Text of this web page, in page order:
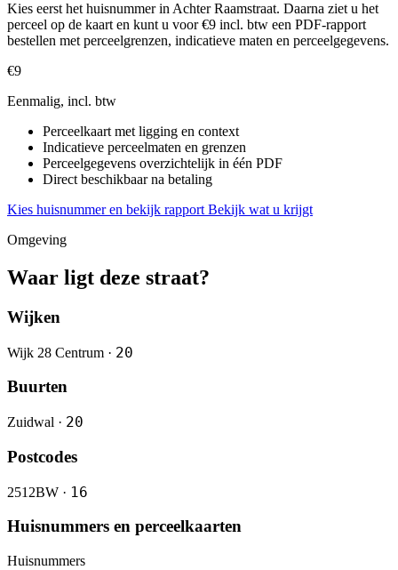
Kies eerst het huisnummer in Achter Raamstraat. Daarna ziet u het
perceel op de kaart en kunt u voor €9 incl. btw een PDF-rapport
bestellen met perceelgrenzen, indicatieve maten en perceelgegevens.
€9
Eenmalig, incl. btw
Perceelkaart met ligging en context
Indicatieve perceelmaten en grenzen
Perceelgegevens overzichtelijk in één PDF
Direct beschikbaar na betaling
Kies huisnummer en bekijk rapport Bekijk wat u krijgt
Omgeving
Waar ligt deze straat?
Wijken
Wijk 28 Centrum · 20
Buurten
Zuidwal · 20
Postcodes
2512BW · 16
Huisnummers en perceelkaarten
Huisnummers